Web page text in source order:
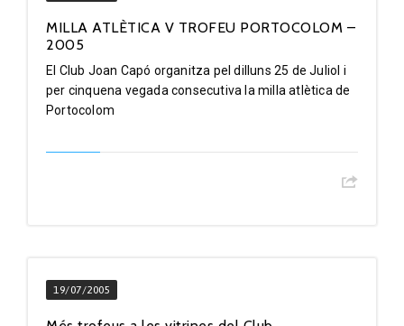
MILLA ATLÈTICA V TROFEU PORTOCOLOM –
2005
El Club Joan Capó organitza pel dilluns 25 de Juliol i
per cinquena vegada consecutiva la milla atlètica de
Portocolom
19/07/2005